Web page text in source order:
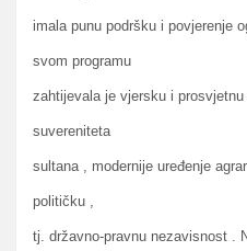
imala punu podršku i povjerenje
svom programu
zahtijevala je vjersku i
suvereniteta
sultana , modernije uređenje
političku ,
tj. državno-pravnu nezavisnost .